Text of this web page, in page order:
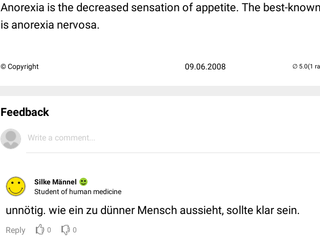
Anorexia is the decreased sensation of appetite. The best-
is anorexia nervosa.
© Copyright 09.06.2008 (1
Feedback
Write a comment...
Silke Männel
Student of human medicine
unnötig. wie ein zu dünner Mensch aussieht, sollte klar sein.
Reply 0 0